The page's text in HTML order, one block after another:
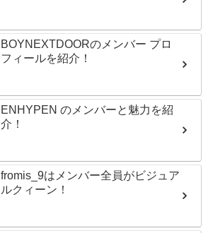
BOYNEXTDOORのメンバー プロ
フィールを紹介！
ENHYPEN のメンバーと魅力を紹
介！
fromis_9はメンバー全員がビジュア
ルクィーン！